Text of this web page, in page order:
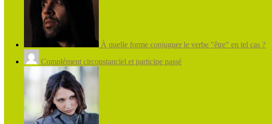
À quelle forme conjuguer le verbe "être" en tel cas ?
Complément circonstanciel et participe passé